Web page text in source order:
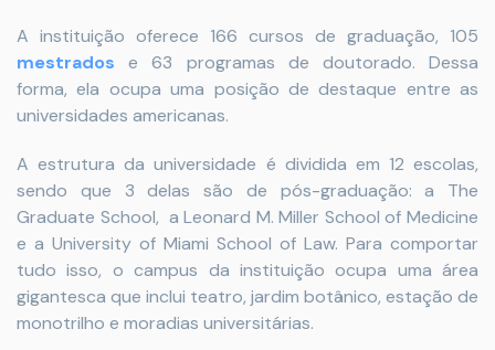
A instituição oferece 166 cursos de graduação, 105
mestrados e 63 programas de doutorado. Dessa
forma, ela ocupa uma posição de destaque entre as
universidades americanas.
A estrutura da universidade é dividida em 12 escolas,
sendo que 3 delas são de pós-graduação: a The
Graduate School, a Leonard M. Miller School of Medicine
e a University of Miami School of Law. Para comportar
tudo isso, o campus da instituição ocupa uma área
gigantesca que inclui teatro, jardim botânico, estação de
monotrilho e moradias universitárias.